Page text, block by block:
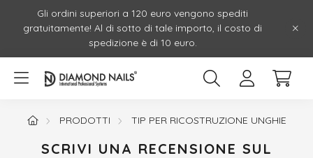
Gli ordini superiori a 120 euro vengono spediti
gratuitamente! Al di sotto di tale importo, il costo di
spedizione è di 10 euro.
PRODOTTI TIP PER RICOSTRUZIONE UNGHIE
SCRIVI UNA RECENSIONE SUL